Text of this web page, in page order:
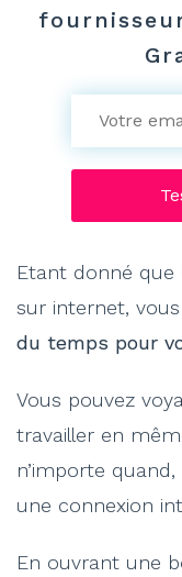
Etant donné que
sur internet,
du temps pour
Vous pouvez
travailler en
n’importe
une connexion
En ouvrant une